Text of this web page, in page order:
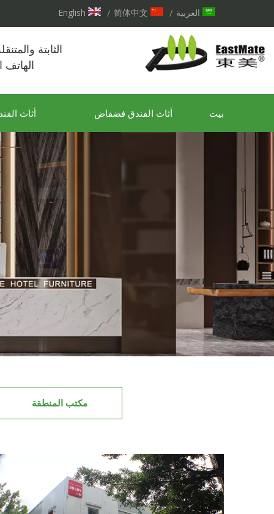
العربية /
简体中文
/
English
الثابتة
بيت أثاث الفندق فضفاض أثاث
مكتب المنطقة